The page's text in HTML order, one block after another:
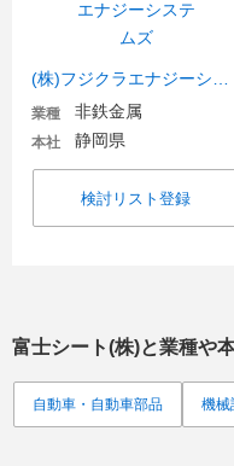
業種 非鉄金属
本社 静岡県
検討リスト登録
富士シート(株)と業種や
自動車・自動車部品 機械